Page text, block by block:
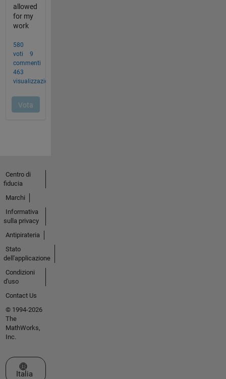
Centro di
fiducia
Marchi
Informativa
sulla privacy
Antipirateria
Stato
dell'applicazione
Condizioni
d'uso
Contact Us
© 1994-2026
The
MathWorks,
Inc.
Seleziona un sito web
Italia